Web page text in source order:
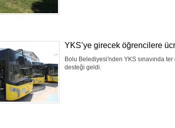
YKS’ye girecek öğrencilere
Bolu Belediyesi'nden YKS sınavında
desteği geldi.